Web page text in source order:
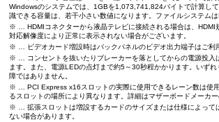
Windowsのシステムでは、1GBを1,073,741,824バイトで計算し
識できる容量は、若干小さい数値になります。ファイルシステムは
※ … HDMIコネクターから液晶テレビに接続される場合は、HDMI
対応解像度により正常に表示されない場合がございます。
※ … ビデオカード増設時はバックパネルのビデオ出力端子はご利
※ … コンセントを抜いたりブレーカーを落としてからの電源投入
ます。また、電源LEDの点灯まで約5～30秒程かかります。いず
障ではありません。
※ … PCI Express x16スロットの実際に使用できるレーン数は使
るスロットの場所により異なります。詳細はマザーボードメーカ
※ … 拡張スロットは増設するカードのサイズまたは仕様によって
ない場合があります。